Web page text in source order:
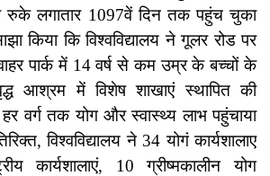
रुके लगातार 1097वें दिन तक पहुंच चुका
किया कि विश्वविद्यालय ने गूलर रोड पर
पार्क में 14 वर्ष से कम उम्र के बच्चों के
आश्रम में विशेष शाखाएं स्थापित की
वर्ग तक योग और स्वास्थ्य लाभ पहुंचाया
विश्वविद्यालय ने 34 योगं कार्यशालाए
कार्यशालाएं, 10 ग्रीष्मकालीन योग